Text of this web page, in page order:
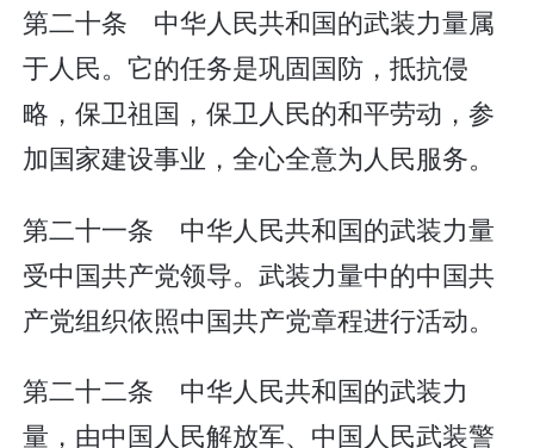
第二十条 中华人民共和国的武装力量属
于人民。它的任务是巩固国防，抵抗侵
略，保卫祖国，保卫人民的和平劳动，参
加国家建设事业，全心全意为人民服务。
第二十一条 中华人民共和国的武装力量
受中国共产党领导。武装力量中的中国共
产党组织依照中国共产党章程进行活动。
第二十二条 中华人民共和国的武装力
量，由中国人民解放军、中国人民武装警